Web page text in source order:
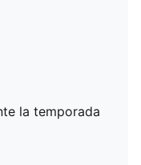
la temporada